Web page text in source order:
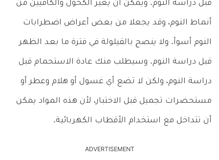
قبل دراسة النوم. ويمكن أن يغير الكحول والكافيين من
أنماط النوم، وقد يجعلا من بعض أعراض اضطرابات
النوم أسوأ. ولا ينصح بالقيلولة في فترة ما بعد الظهر
قبل دراسة النوم. وسيطلب منك عادة الاستحمام قبل
دراسة النوم، ولكن لا تضع أي غسول أو هلام وعطر أو
مستحضرات تجميل قبل الاختبار، لأن هذه المواد يمكن
أن تتداخل مع استخدام الأقطاب الكهربائية.
ADVERTISEMENT